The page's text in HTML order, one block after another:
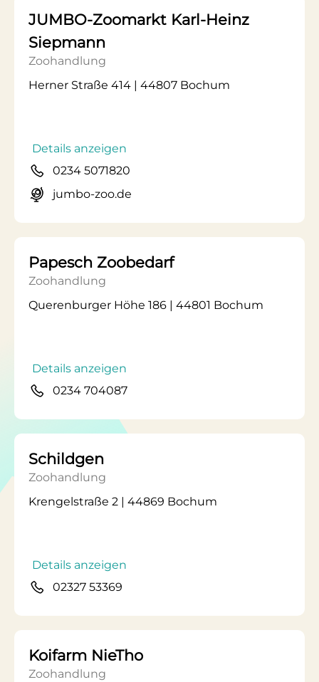
JUMBO-Zoomarkt Karl-Heinz
Siepmann
Zoohandlung
Herner Straße 414 | 44807 Bochum
Details anzeigen
0234 5071820
jumbo-zoo.de
Papesch Zoobedarf
Zoohandlung
Querenburger Höhe 186 | 44801 Bochum
Details anzeigen
0234 704087
Schildgen
Zoohandlung
Krengelstraße 2 | 44869 Bochum
Details anzeigen
02327 53369
Koifarm NieTho
Zoohandlung